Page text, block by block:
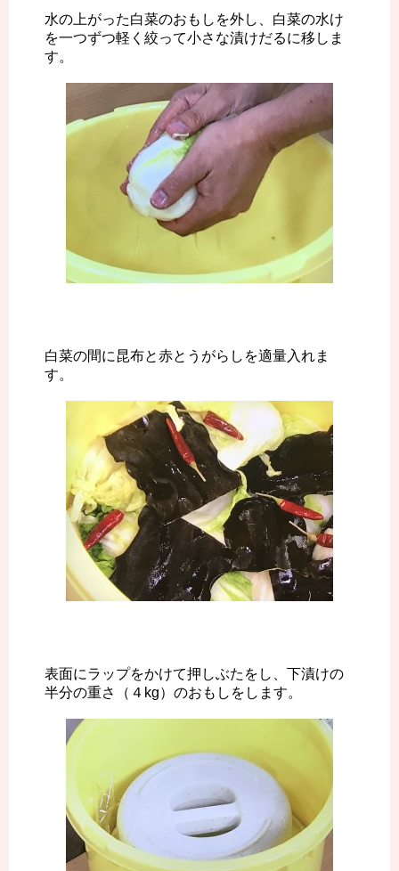
水の上がった白菜のおもしを外し、白菜の水け
を一つずつ軽く絞って小さな漬けだるに移しま
す。
白菜の間に昆布と赤とうがらしを適量入れま
す。
表面にラップをかけて押しぶたをし、下漬けの
半分の重さ（４kg）のおもしをします。